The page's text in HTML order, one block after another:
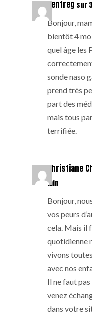
Ventreg sur
Bonjour,
bientôt 4
quel âge les
sonde naso
prend très
part des
mais tous
terrifiée.
Christiane
min
Bonjour,
vos peurs
cela. Mais il
quotidienne
vivons
avec nos
Il ne faut
venez
dans votre